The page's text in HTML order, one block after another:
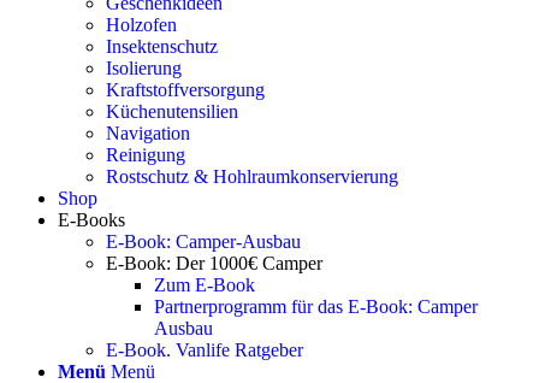
Holzofen
Insektenschutz
Isolierung
Kraftstoffversorgung
Küchenutensilien
Navigation
Reinigung
Rostschutz & Hohlraumkonservierung
Shop
E-Books
E-Book: Camper-Ausbau
E-Book: Der 1000€ Camper
Zum E-Book
Partnerprogramm für das E-Book: Camper
Ausbau
E-Book. Vanlife Ratgeber
Menü Menü